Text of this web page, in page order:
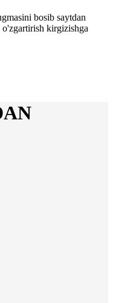
bosib saytdan
kirgizishga